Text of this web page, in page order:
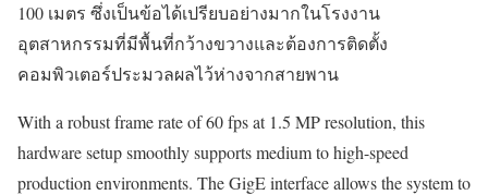
100 เมตร ซึ่งเป็นข้อได้เปรียบอย่างมากในโรงงาน
อุตสาหกรรมที่มีพื้นที่กว้างขวางและต้องการติดตั้ง
คอมพิวเตอร์ประมวลผลไว้ห่างจากสายพาน
With a robust frame rate of 60 fps at 1.5 MP resolution, this
hardware setup smoothly supports medium to high-speed
production environments. The GigE interface allows the system to